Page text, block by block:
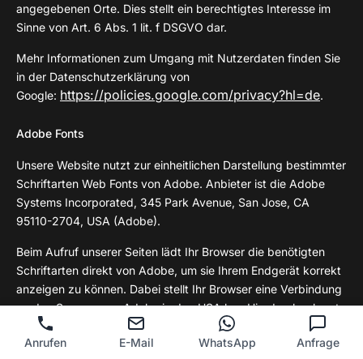
angegebenen Orte. Dies stellt ein berechtigtes Interesse im
Sinne von Art. 6 Abs. 1 lit. f DSGVO dar.
Mehr Informationen zum Umgang mit Nutzerdaten finden Sie
in der Datenschutzerklärung von
Google: https://policies.google.com/privacy?hl=de.
Adobe Fonts
Unsere Website nutzt zur einheitlichen Darstellung bestimmter
Schriftarten Web Fonts von Adobe. Anbieter ist die Adobe
Systems Incorporated, 345 Park Avenue, San Jose, CA
95110-2704, USA (Adobe).
Beim Aufruf unserer Seiten lädt Ihr Browser die benötigten
Schriftarten direkt von Adobe, um sie Ihrem Endgerät korrekt
anzeigen zu können. Dabei stellt Ihr Browser eine Verbindung
zu den Servern von Adobe in den USA her. Hierdurch erlangt
Adobe Kenntnis darüber, dass über Ihre IP-Adresse unsere
Website aufgerufen wurde. Bei der Bereitstellung der
Anrufen E-Mail WhatsApp Anfrage